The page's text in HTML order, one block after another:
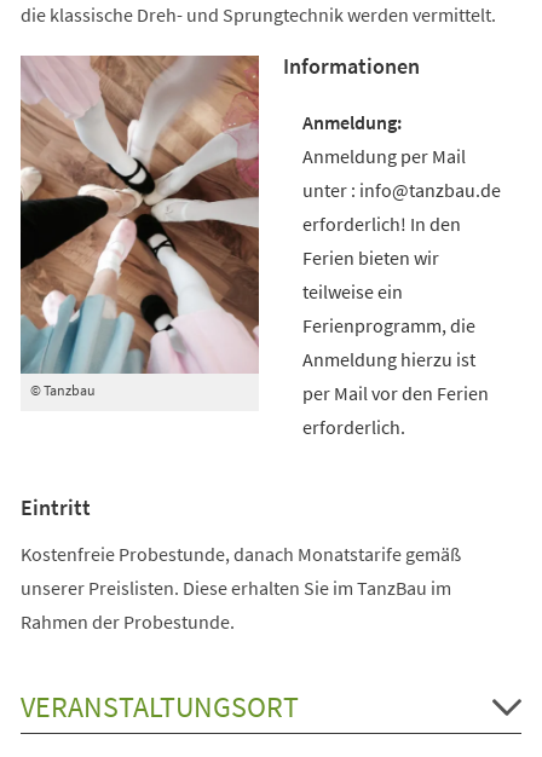
die klassische Dreh- und Sprungtechnik werden vermittelt.
© Tanzbau
Informationen
Anmeldung per Mail
unter : info@tanzbau.de
erforderlich! In den
Ferien bieten wir
teilweise ein
Ferienprogramm, die
Anmeldung hierzu ist
per Mail vor den Ferien
erforderlich.
Eintritt
Kostenfreie Probestunde, danach Monatstarife gemäß
unserer Preislisten. Diese erhalten Sie im TanzBau im
Rahmen der Probestunde.
VERANSTALTUNGSORT